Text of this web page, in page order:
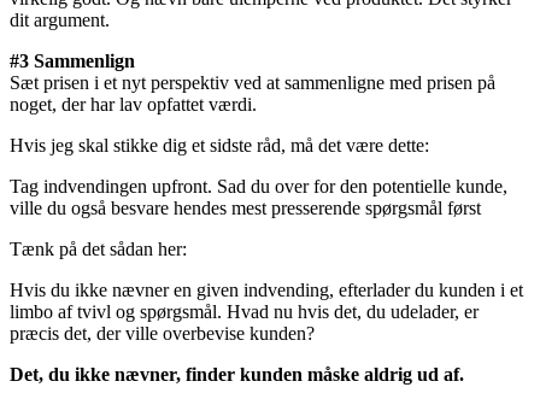
dit argument.
#3 Sammenlign
Sæt prisen i et nyt perspektiv ved at sammenligne med prisen på
noget, der har lav opfattet værdi.
Hvis jeg skal stikke dig et sidste råd, må det være dette:
Tag indvendingen upfront. Sad du over for den potentielle kunde,
ville du også besvare hendes mest presserende spørgsmål først
Tænk på det sådan her:
Hvis du ikke nævner en given indvending, efterlader du kunden i et
limbo af tvivl og spørgsmål. Hvad nu hvis det, du udelader, er
præcis det, der ville overbevise kunden?
Det, du ikke nævner, finder kunden måske aldrig ud af.